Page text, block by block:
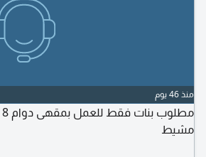
منذ 46 يوم
مشيط